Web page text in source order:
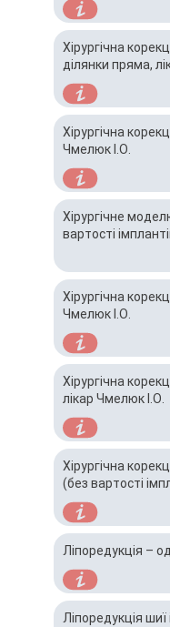
Хірургічна
ділянки пряма,
Хірургічна
Чмелюк І.О.
Хірургічне
вартості
Хірургічна
Чмелюк І.О.
Хірургічна
лікар Чмелюк І.О.
Хірургічна
(без вартості
Ліпоредукція –
Ліпоредукція